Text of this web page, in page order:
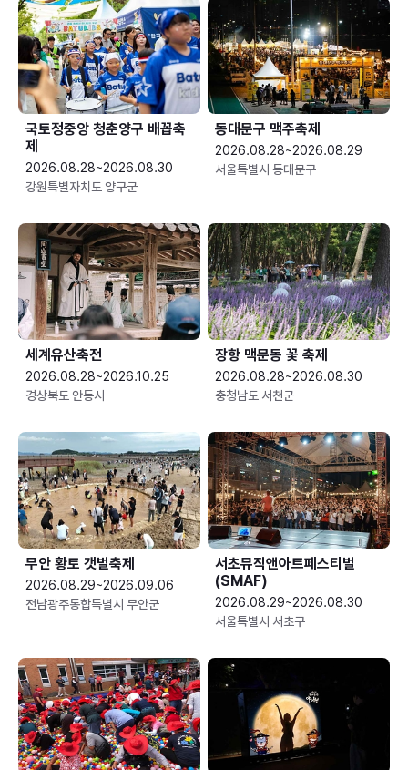
국토정중앙 청춘양구 배꼽축
제
2026.08.28~2026.08.30
강원특별자치도 양구군
동대문구 맥주축제
2026.08.28~2026.08.29
서울특별시 동대문구
세계유산축전
2026.08.28~2026.10.25
경상북도 안동시
장항 맥문동 꽃 축제
2026.08.28~2026.08.30
충청남도 서천군
무안 황토 갯벌축제
2026.08.29~2026.09.06
전남광주통합특별시 무안군
서초뮤직앤아트페스티벌
(SMAF)
2026.08.29~2026.08.30
서울특별시 서초구